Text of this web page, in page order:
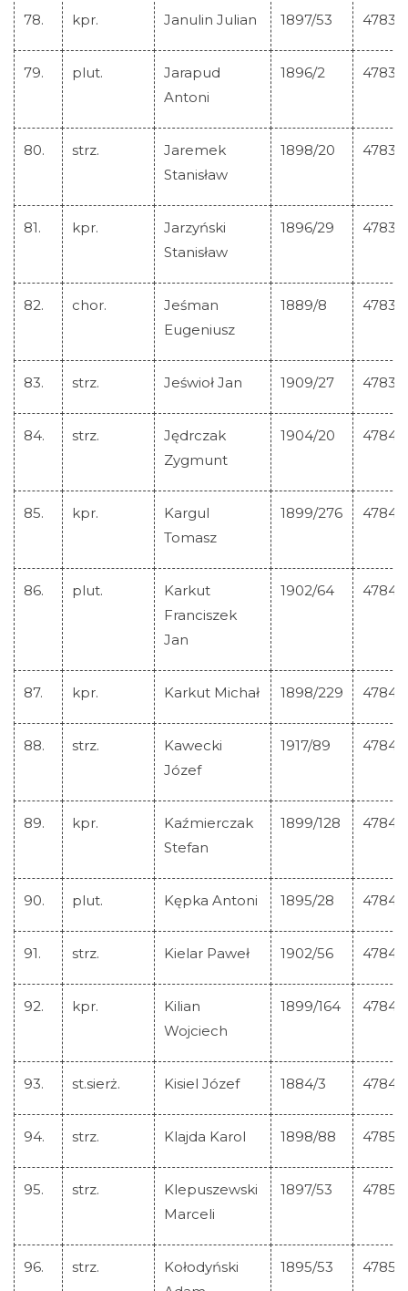
78. kpr. Janulin Julian 1897/53 47834
79. plut.
Jarapud
Antoni
1896/2 47835
80. strz.
Jaremek
Stanisław
1898/20 47836
81. kpr.
Jarzyński
Stanisław
1896/29 47837
82. chor.
Jeśman
Eugeniusz
1889/8 47838
83. strz. Jeświoł Jan 1909/27 47839
84. strz.
Jędrczak
Zygmunt
1904/20 47840
85. kpr.
Kargul
Tomasz
1899/276 47841
86. plut.
Karkut
Franciszek
Jan
1902/64 47842
87. kpr. Karkut Michał 1898/229 47843
88. strz.
Kawecki
Józef
1917/89 47844
89. kpr.
Kaźmierczak
Stefan
1899/128 47845
90. plut. Kępka Antoni 1895/28 47846
91. strz. Kielar Paweł 1902/56 47847
92. kpr.
Kilian
Wojciech
1899/164 47848
93. st.sierż. Kisiel Józef 1884/3 47849
94. strz. Klajda Karol 1898/88 47850
95. strz.
Klepuszewski
Marceli
1897/53 47851
96. strz.
Kołodyński
1895/53 47852